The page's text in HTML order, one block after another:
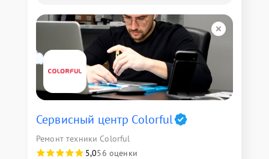
Сервисный центр Colorful
Ремонт техники Colorful
5,056 оценки